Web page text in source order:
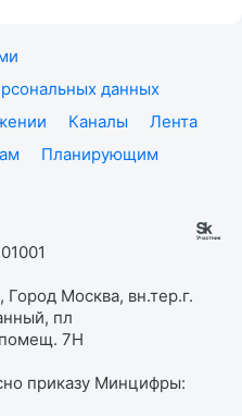
данных
Каналы
Лента
Планирующим
Москва, вн.тер.г.
пл
помещ. 7Н
приказу Минцифры: